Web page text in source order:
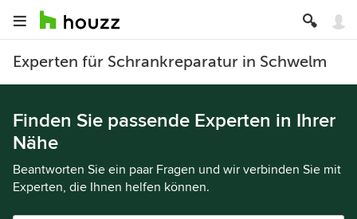
Experten für Schrankreparatur in Schwelm
Finden Sie passende Experten in Ihrer
Nähe
Beantworten Sie ein paar Fragen und wir verbinden Sie mit
Experten, die Ihnen helfen können.